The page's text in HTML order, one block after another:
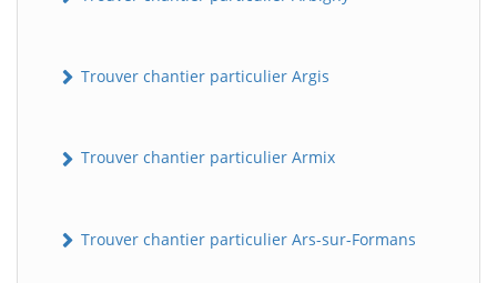
Trouver chantier particulier Argis
Trouver chantier particulier Armix
Trouver chantier particulier Ars-sur-Formans